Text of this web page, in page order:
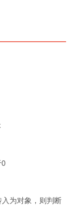
为对象，则判断